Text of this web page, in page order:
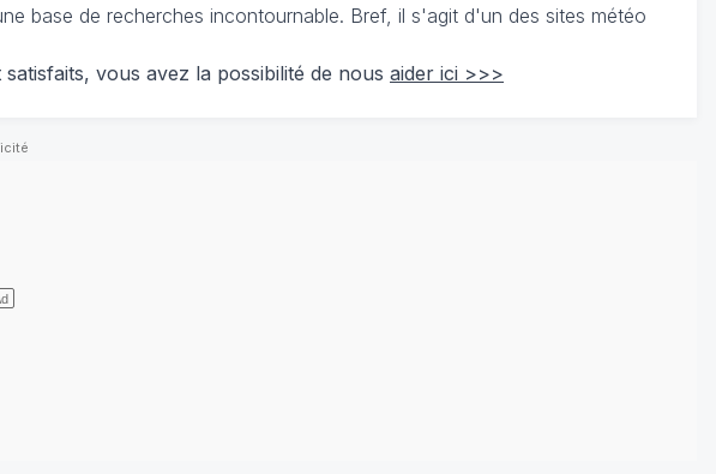
base de recherches incontournable. Bref, il s'agit d'un des sites météo
vous avez la possibilité de nous aider ici >>>